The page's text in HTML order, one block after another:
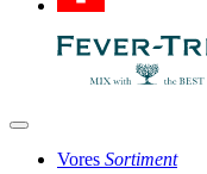
Vores Sortiment